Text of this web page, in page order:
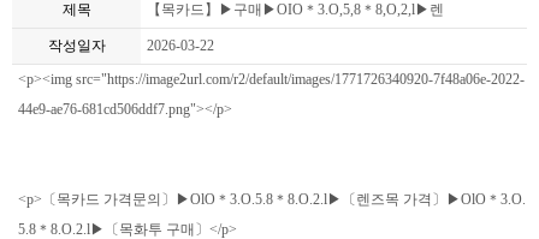
제목 【목카드】▶구매▶OIO＊3.O,5,8＊8,O,2,l▶렌
작성일자
2026-03-22
<p><img src="https://image2url.com/r2/default/images/1771726340920-7f48a06e-2022-
44e9-ae76-681cd506ddf7.png"></p>
<p>〔목카드 가격문의〕▶OlO＊3.O.5.8＊8.O.2.l▶〔렌즈목 가격〕▶OlO＊3.O.
5.8＊8.O.2.l▶〔목화투 구매〕</p>